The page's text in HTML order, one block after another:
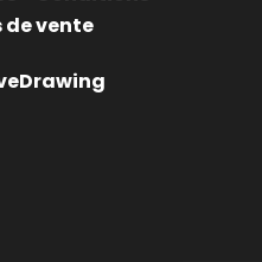
de vente